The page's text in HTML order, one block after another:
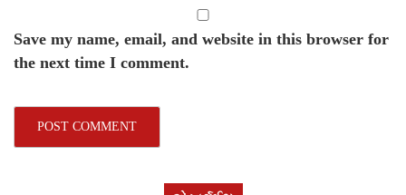
Save my name, email, and website in this browser for
the next time I comment.